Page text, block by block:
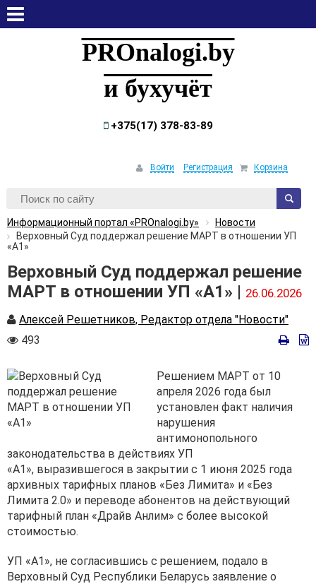
PROnalogi.by
и бухучёт
+375(17) 378-83-89
Войти Регистрация Корзина
Информационный портал «PROnalogi.by»
Новости
Верховный Суд поддержал решение МАРТ в отношении УП
«А1»
Верховный Суд поддержал решение
МАРТ в отношении УП «А1» | 26.06.2026
Автор
Алексей Решетников, Редактор отдела "Новости"
Количество
493
Решением МАРТ от 10
апреля 2026 года был
установлен факт наличия
нарушения
антимонопольного
законодательства в действиях УП
«А1», выразившегося в закрытии с 1 июня 2025 года
архивных тарифных планов «Без Лимита» и «Без
Лимита 2.0» и переводе абонентов на действующий
тарифный план «Драйв Анлим» с более высокой
стоимостью.
УП «А1», не согласившись с решением, подало в
Верховный Суд Республики Беларусь заявление о